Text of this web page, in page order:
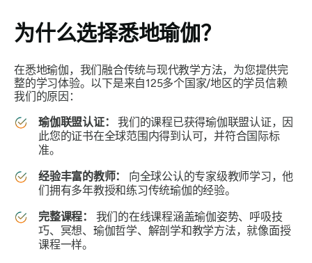
为什么选择悉地瑜伽？
在悉地瑜伽，我们融合传统与现代教学方法，为您提供完
整的学习体验。以下是来自125多个国家/地区的学员信赖
我们的原因：
瑜伽联盟认证：
我们的课程已获得瑜伽联盟认证，因
此您的证书在全球范围内得到认可，并符合国际标
准。
经验丰富的教师：
向全球公认的专家级教师学习，他
们拥有多年教授和练习传统瑜伽的经验。
完整课程：
我们的在线课程涵盖瑜伽姿势、呼吸技
巧、冥想、瑜伽哲学、解剖学和教学方法，就像面授
课程一样。